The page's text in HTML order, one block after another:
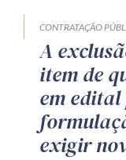
CONTRATAÇÃO
A
item de
em
exigir